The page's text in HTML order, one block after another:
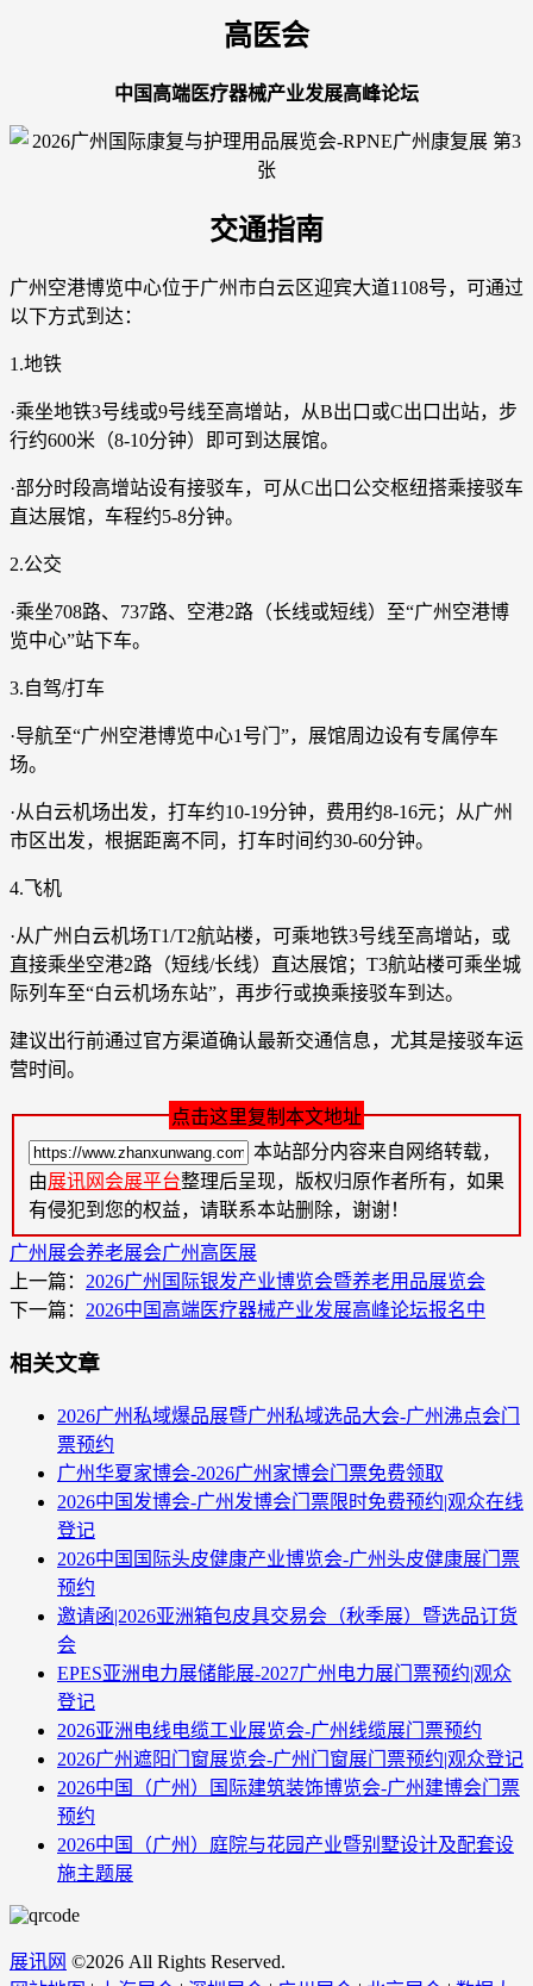
高医会
中国高端医疗器械产业发展高峰论坛
交通指南
广州空港博览中心位于广州市白云区迎宾大道1108号，可通过
以下方式到达：
1.地铁
·乘坐地铁3号线或9号线至高增站，从B出口或C出口出站，步
行约600米（8-10分钟）即可到达展馆。
·部分时段高增站设有接驳车，可从C出口公交枢纽搭乘接驳车
直达展馆，车程约5-8分钟。
2.公交
·乘坐708路、737路、空港2路（长线或短线）至“广州空港博
览中心”站下车。
3.自驾/打车
·导航至“广州空港博览中心1号门”，展馆周边设有专属停车
场。
·从白云机场出发，打车约10-19分钟，费用约8-16元；从广州
市区出发，根据距离不同，打车时间约30-60分钟。
4.飞机
·从广州白云机场T1/T2航站楼，可乘地铁3号线至高增站，或
直接乘坐空港2路（短线/长线）直达展馆；T3航站楼可乘坐城
际列车至“白云机场东站”，再步行或换乘接驳车到达。
建议出行前通过官方渠道确认最新交通信息，尤其是接驳车运
营时间。
点击这里复制本文地址
本站部分内容来自网络转载，
由展讯网会展平台整理后呈现，版权归原作者所有，如果
有侵犯到您的权益，请联系本站删除，谢谢！
广州展会养老展会广州高医展
上一篇： 2026广州国际银发产业博览会暨养老用品展览会
下一篇： 2026中国高端医疗器械产业发展高峰论坛报名中
相关文章
2026广州私域爆品展暨广州私域选品大会-广州沸点会门
票预约
广州华夏家博会-2026广州家博会门票免费领取
2026中国发博会-广州发博会门票限时免费预约|观众在线
登记
2026中国国际头皮健康产业博览会-广州头皮健康展门票
预约
邀请函|2026亚洲箱包皮具交易会（秋季展）暨选品订货
会
EPES亚洲电力展储能展-2027广州电力展门票预约|观众
登记
2026亚洲电线电缆工业展览会-广州线缆展门票预约
2026广州遮阳门窗展览会-广州门窗展门票预约|观众登记
2026中国（广州）国际建筑装饰博览会-广州建博会门票
预约
2026中国（广州）庭院与花园产业暨别墅设计及配套设
施主题展
展讯网 ©2026 All Rights Reserved.